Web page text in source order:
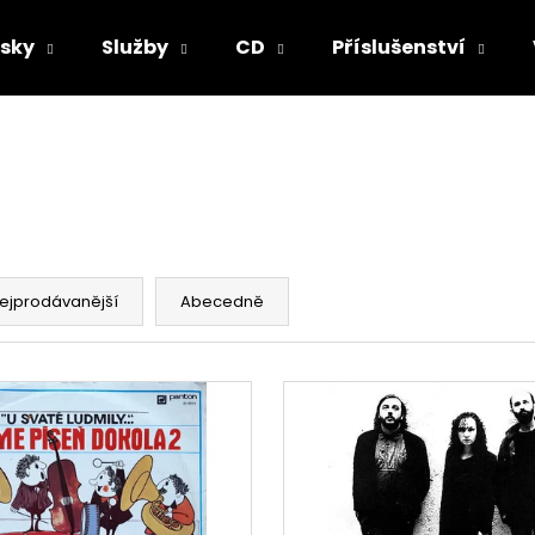
Služby CD Příslušenství
Abecedně
Doporučujeme